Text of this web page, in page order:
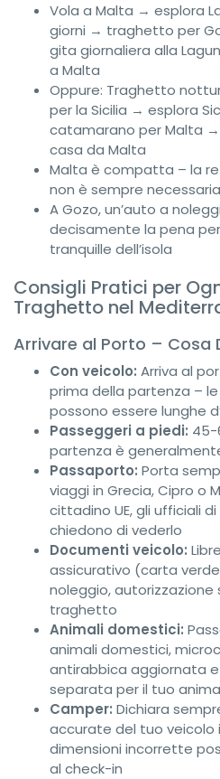
Vola a Malta → esplora
giorni → traghetto per
gita giornaliera alla
a Malta
Oppure: Traghetto
per la Sicilia → esplora
catamarano per Malta
casa da Malta
Malta è compatta – la
non è sempre necessaria
A Gozo, un’auto a
decisamente la pena
tranquille dell’isola
Consigli Pratici per
Traghetto nel
Arrivare al Porto – Cosa
Con veicolo: Arriva al
prima della partenza –
possono essere lunghe
Passeggeri a piedi: 45-
partenza è
Passaporto: Porta
viaggi in Grecia, Cipro o
cittadino UE, gli ufficiali
chiedono di vederlo
Documenti veicolo:
assicurativo (carta
noleggio,
traghetto
Animali domestici:
animali domestici,
antirabbica aggiornata
separata per il tuo
Camper: Dichiara
accurate del tuo veicolo
dimensioni incorrette
al check-in